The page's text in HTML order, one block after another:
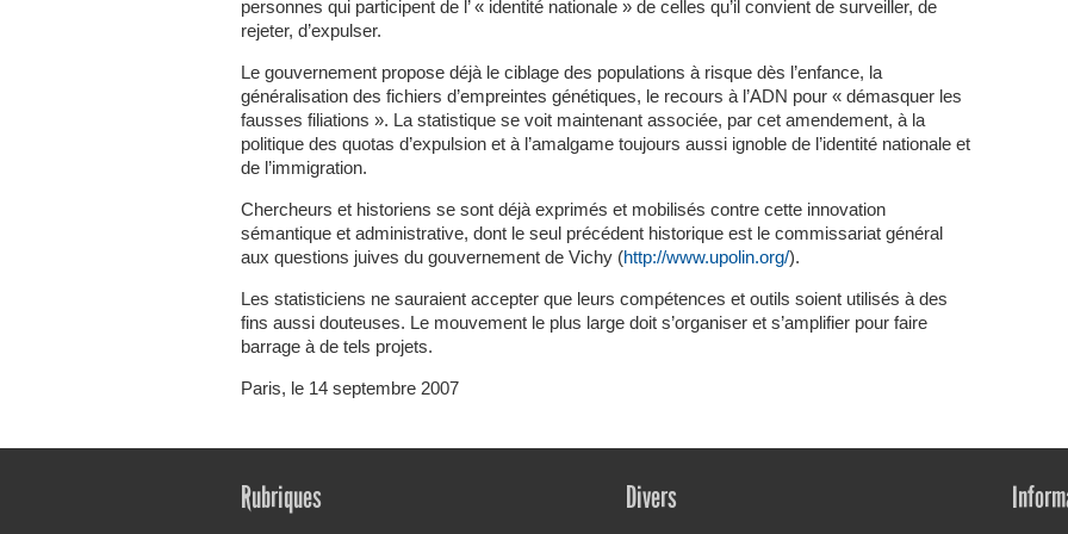
personnes qui participent de l’ « identité nationale » de celles qu’il convient de surveiller, de
rejeter, d’expulser.
Le gouvernement propose déjà le ciblage des populations à risque dès l’enfance, la
généralisation des fichiers d’empreintes génétiques, le recours à l’ADN pour « démasquer les
fausses filiations ». La statistique se voit maintenant associée, par cet amendement, à la
politique des quotas d’expulsion et à l’amalgame toujours aussi ignoble de l’identité nationale et
de l’immigration.
Chercheurs et historiens se sont déjà exprimés et mobilisés contre cette innovation
sémantique et administrative, dont le seul précédent historique est le commissariat général
aux questions juives du gouvernement de Vichy (http://www.upolin.org/).
Les statisticiens ne sauraient accepter que leurs compétences et outils soient utilisés à des
fins aussi douteuses. Le mouvement le plus large doit s’organiser et s’amplifier pour faire
barrage à de tels projets.
Paris, le 14 septembre 2007
Rubriques Divers